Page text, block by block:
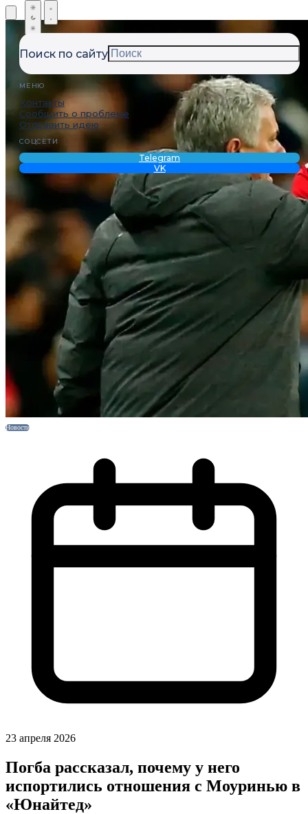
Поиск по сайту
МЕНЮ
Контакты
Сообщить о проблеме
Отправить идею
СОЦСЕТИ
Telegram
VK
Новости
23 апреля 2026
Погба рассказал, почему у него
испортились отношения с Моуринью в
«Юнайтед»